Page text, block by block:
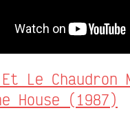
Le Chaudron
House (1987)